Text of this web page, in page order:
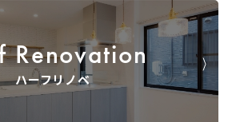
Renovation
ハーフリノベ